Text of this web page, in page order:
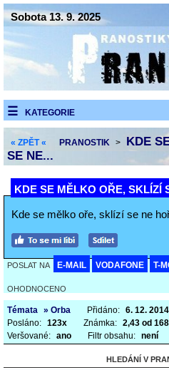
Sobota 13. 9. 2025
KATEGORIE
« ZPĚT « PRANOSTIK >
KDE
SE NE...
KDE SE MĚLKO OŘE, SKLÍZÍ
Kde se mělko oře, sklízí se ne
POSLAT NA E-MAIL VODAFONE T-
OHODNOCENO
Témata » Orba Přidáno: 6. 12.
Posláno: 123x Známka: 2,43 od
Veršované: ano Filtr obsahu: není
HLEDÁNÍ V